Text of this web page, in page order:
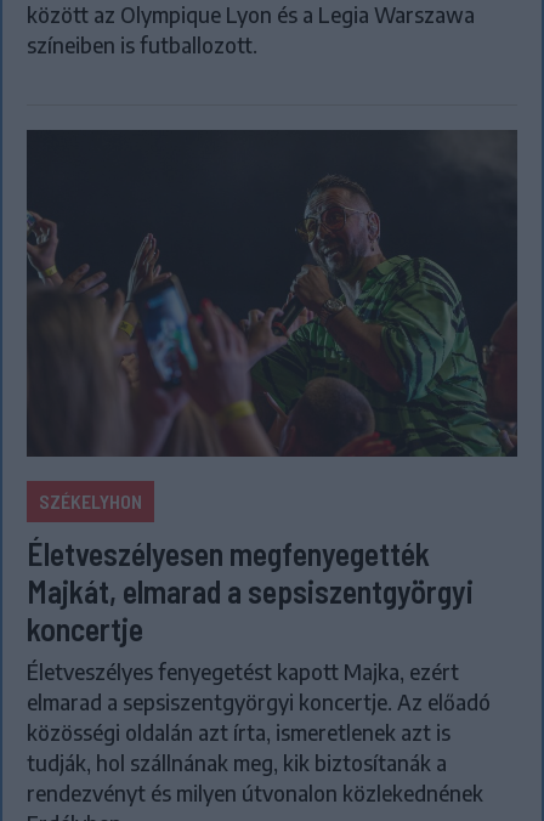
között az Olympique Lyon és a Legia Warszawa
színeiben is futballozott.
SZÉKELYHON
Életveszélyesen megfenyegették
Majkát, elmarad a sepsiszentgyörgyi
koncertje
Életveszélyes fenyegetést kapott Majka, ezért
elmarad a sepsiszentgyörgyi koncertje. Az előadó
közösségi oldalán azt írta, ismeretlenek azt is
tudják, hol szállnának meg, kik biztosítanák a
rendezvényt és milyen útvonalon közlekednének